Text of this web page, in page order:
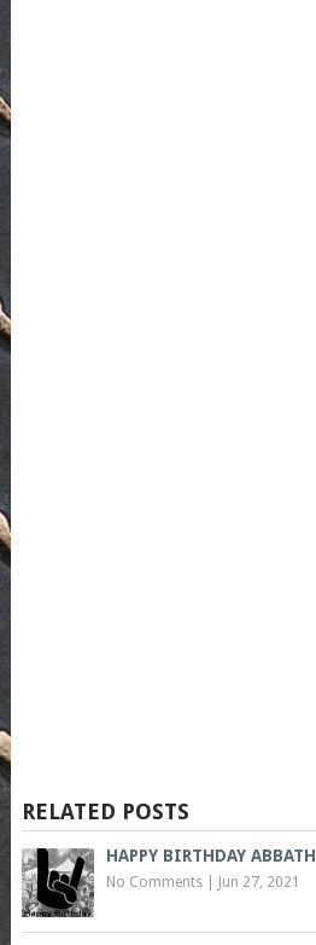
RELATED POSTS
HAPPY BIRTHDAY ABBATH
No Comments| Jun 27, 2021